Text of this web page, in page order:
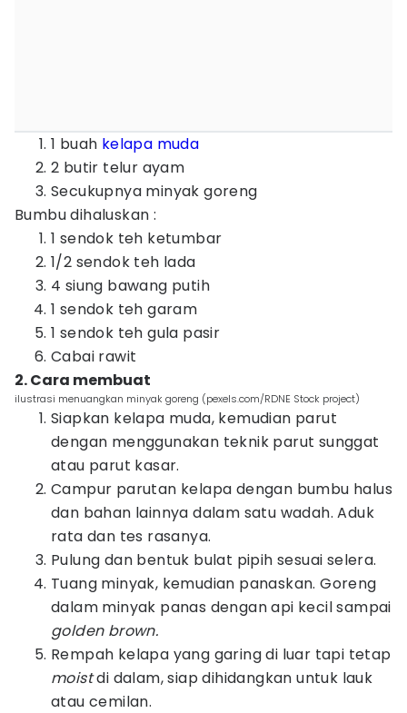
1 buah kelapa muda
2 butir telur ayam
Secukupnya minyak goreng
Bumbu dihaluskan :
1 sendok teh ketumbar
1/2 sendok teh lada
4 siung bawang putih
1 sendok teh garam
1 sendok teh gula pasir
Cabai rawit
2. Cara membuat
ilustrasi menuangkan minyak goreng (pexels.com/RDNE Stock project)
Siapkan kelapa muda, kemudian parut
dengan menggunakan teknik parut sunggat
atau parut kasar.
Campur parutan kelapa dengan bumbu halus
dan bahan lainnya dalam satu wadah. Aduk
rata dan tes rasanya.
Pulung dan bentuk bulat pipih sesuai selera.
Tuang minyak, kemudian panaskan. Goreng
dalam minyak panas dengan api kecil sampai
golden brown.
Rempah kelapa yang garing di luar tapi tetap
moistdi dalam, siap dihidangkan untuk lauk
atau cemilan.